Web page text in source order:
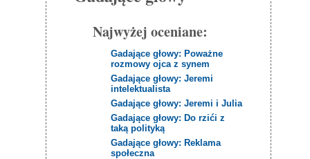
Najwyżej oceniane:
Gadające głowy: Poważne
rozmowy ojca z synem
Gadające głowy: Jeremi
intelektualista
Gadające głowy: Jeremi i Julia
Gadające głowy: Do rzići z
taką polityką
Gadające głowy: Reklama
społeczna